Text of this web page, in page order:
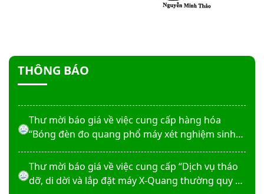
THÔNG BÁO
Thư mời báo giá về việc cung cấp dịch vụ “Bảo
hiểm cháy, nổ bắt buộc năm 2026"
Thư mời báo giá về việc cung cấp hàng hóa
“Bóng đèn đo quang phổ máy xét nghiệm sinh
Thư mời báo giá về việc cung cấp “Dịch vụ tháo
dỡ, di dời và lắp đặt máy X-Quang thường quy và